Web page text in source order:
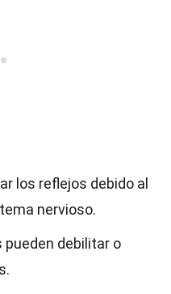
los reflejos debido al
nervioso.
pueden debilitar o